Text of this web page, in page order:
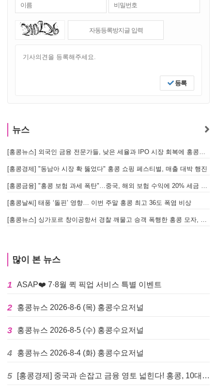
등록
뉴스
[홍콩뉴스] 외국인 금융 전문가들, 낮은 세율과 IPO 시장 회복에 홍콩으로 '대거 복귀'
[홍콩경제] "동남아 시장 확 뚫었다" 홍콩 쇼핑 페스티벌, 매출 대박 행진
[홍콩금융] "홍콩 보험 과세 폭탄"…중국, 해외 보험 수익에 20% 세금 부과로 관련주 급락
[홍콩날씨] 태풍 ‘돌핀’ 영향… 이번 주말 홍콩 최고 36도 폭염 비상
[홍콩뉴스] 싱가포르 창이공항서 경찰 깨물고 승객 폭행한 홍콩 모자, 결국 감옥행
많이 본 뉴스
1 ASAP❤️ 7·8월 퀵 픽업 서비스 특별 이벤트
2 홍콩뉴스 2026-8-6 (목) 홍콩수요저널
3 홍콩뉴스 2026-8-5 (수) 홍콩수요저널
4 홍콩뉴스 2026-8-4 (화) 홍콩수요저널
5 [홍콩경제] 중국과 손잡고 금융 영토 넓힌다! 홍콩, 10대 신규 정책 발표